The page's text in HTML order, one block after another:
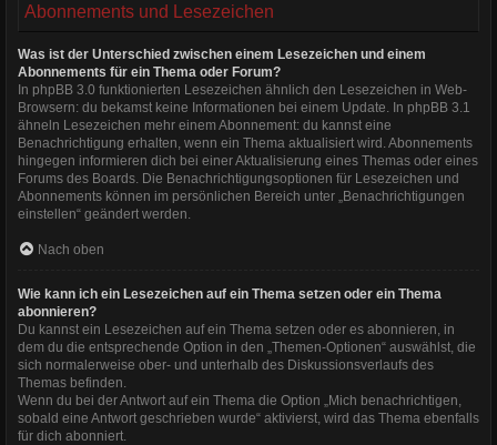
Abonnements und Lesezeichen
Was ist der Unterschied zwischen einem Lesezeichen und einem
Abonnements für ein Thema oder Forum?
In phpBB 3.0 funktionierten Lesezeichen ähnlich den Lesezeichen in Web-
Browsern: du bekamst keine Informationen bei einem Update. In phpBB 3.1
ähneln Lesezeichen mehr einem Abonnement: du kannst eine
Benachrichtigung erhalten, wenn ein Thema aktualisiert wird. Abonnements
hingegen informieren dich bei einer Aktualisierung eines Themas oder eines
Forums des Boards. Die Benachrichtigungsoptionen für Lesezeichen und
Abonnements können im persönlichen Bereich unter „Benachrichtigungen
einstellen“ geändert werden.
Nach oben
Wie kann ich ein Lesezeichen auf ein Thema setzen oder ein Thema
abonnieren?
Du kannst ein Lesezeichen auf ein Thema setzen oder es abonnieren, in
dem du die entsprechende Option in den „Themen-Optionen“ auswählst, die
sich normalerweise ober- und unterhalb des Diskussionsverlaufs des
Themas befinden.
Wenn du bei der Antwort auf ein Thema die Option „Mich benachrichtigen,
sobald eine Antwort geschrieben wurde“ aktivierst, wird das Thema ebenfalls
für dich abonniert.